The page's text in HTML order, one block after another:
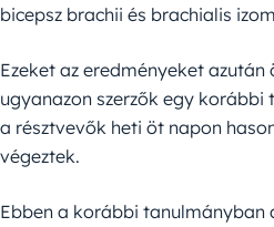
bicepsz brachii és brachialis
Ezeket az eredményeket
ugyanazon szerzők egy
a résztvevők heti öt napon
végeztek.
Ebben a korábbi tanulmányban